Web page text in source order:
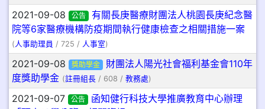
2021-09-08 公告
有關長庚醫療財團法人桃園長庚紀念醫
院等6家醫療機構防疫期間執行健康檢查之相關措施一案
( 人事助理員 / 725 / 人事室)
2021-09-08 獎助學金
財團法人陽光社會福利基金會110年
度獎助學金 (註冊組長 / 608 / 教務處)
2021-09-07 公告
函知健行科技大學推廣教育中心辦理